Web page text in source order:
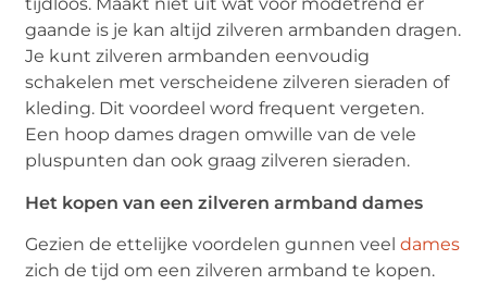
gaande is je kan altijd zilveren armbanden dragen.
Je kunt zilveren armbanden eenvoudig
schakelen met verscheidene zilveren sieraden of
kleding. Dit voordeel word frequent vergeten.
Een hoop dames dragen omwille van de vele
pluspunten dan ook graag zilveren sieraden.
Het kopen van een zilveren armband dames
Gezien de ettelijke voordelen gunnen veeldames
zich de tijd om een zilveren armband te kopen.